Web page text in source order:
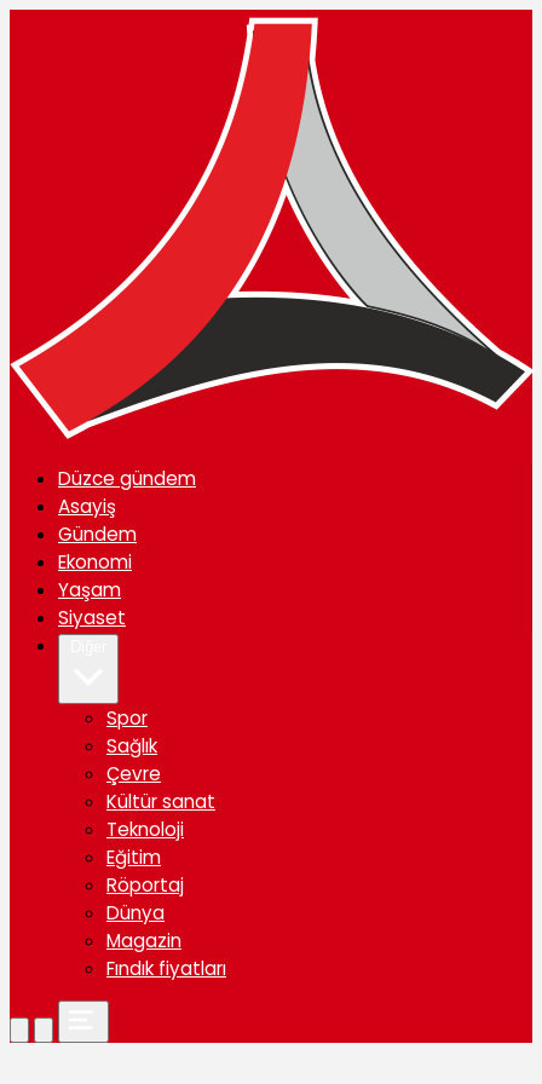
Düzce gündem
Asayiş
Gündem
Ekonomi
Yaşam
Siyaset
Spor
Sağlık
Çevre
Kültür sanat
Teknoloji
Eğitim
Röportaj
Dünya
Magazin
Fındık fiyatları